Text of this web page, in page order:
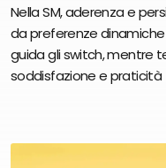
Nella SM, aderenza e
da preferenze
guida gli switch, mentre
soddisfazione e praticità